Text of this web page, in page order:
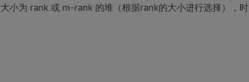
小为 rank 或 m-rank 的堆（根据rank的大小进行选择），